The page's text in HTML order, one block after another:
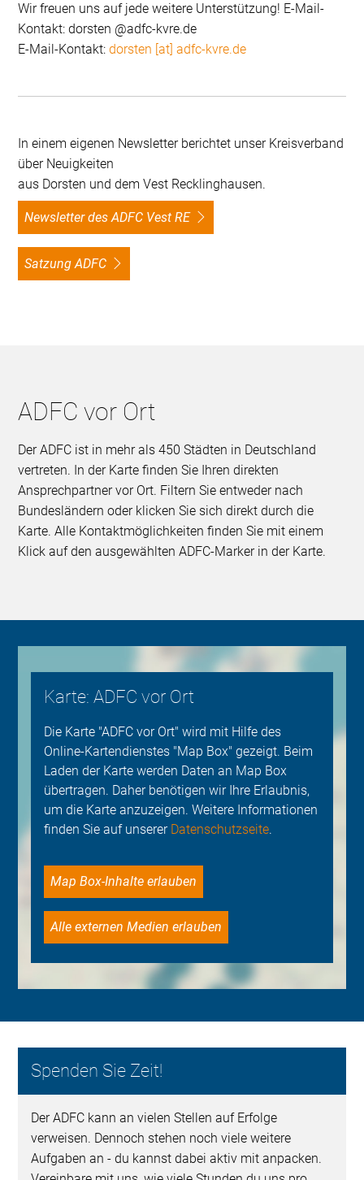
Wir freuen uns auf jede weitere Unterstützung! E-Mail-
Kontakt: dorsten @adfc-kvre.de
E-Mail-Kontakt:dorsten [at] adfc-kvre.de
In einem eigenen Newsletter berichtet unser Kreisverband
über Neuigkeiten
aus Dorsten und dem Vest Recklinghausen.
Newsletter des ADFC Vest RE
Satzung ADFC
ADFC vor Ort
Der ADFC ist in mehr als 450 Städten in Deutschland
vertreten. In der Karte finden Sie Ihren direkten
Ansprechpartner vor Ort. Filtern Sie entweder nach
Bundesländern oder klicken Sie sich direkt durch die
Karte. Alle Kontaktmöglichkeiten finden Sie mit einem
Klick auf den ausgewählten ADFC-Marker in der Karte.
Karte: ADFC vor Ort
Die Karte "ADFC vor Ort" wird mit Hilfe des
Online-Kartendienstes "Map Box" gezeigt. Beim
Laden der Karte werden Daten an Map Box
übertragen. Daher benötigen wir Ihre Erlaubnis,
um die Karte anzuzeigen. Weitere Informationen
finden Sie auf unserer Datenschutzseite.
Map Box-Inhalte erlauben
Alle externen Medien erlauben
Spenden Sie Zeit!
Der ADFC kann an vielen Stellen auf Erfolge
verweisen. Dennoch stehen noch viele weitere
Aufgaben an - du kannst dabei aktiv mit anpacken.